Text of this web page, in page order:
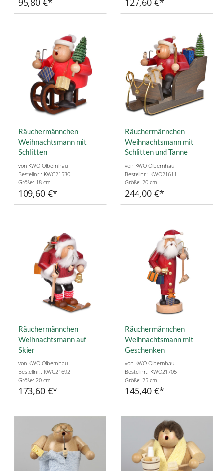
95,80 € 127,60 €
Räuchermännchen
Weihnachtsmann mit
Schlitten
von KWO Olbernhau
Bestellnr.: KWO21530
Größe: 18 cm
109,60 €
Räuchermännchen
Weihnachtsmann mit
Schlitten und Tanne
von KWO Olbernhau
Bestellnr.: KWO21611
Größe: 20 cm
244,00 €
Räuchermännchen
Weihnachtsmann auf
Skier
von KWO Olbernhau
Bestellnr.: KWO21692
Größe: 20 cm
173,60 €
Räuchermännchen
Weihnachtsmann mit
Geschenken
von KWO Olbernhau
Bestellnr.: KWO21705
Größe: 25 cm
145,40 €